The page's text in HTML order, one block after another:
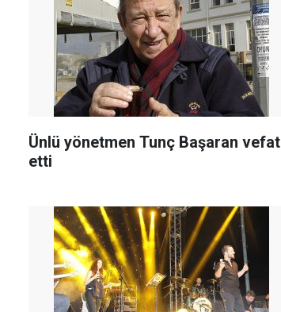
Ünlü yönetmen Tunç Başaran vefat
etti